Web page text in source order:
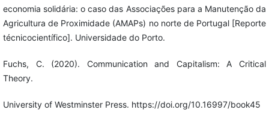
economia solidária: o caso das Associações para a Manutenção da
Agricultura de Proximidade (AMAPs) no norte de Portugal [Reporte
técnicocientífico]. Universidade do Porto.
Fuchs, C. (2020). Communication and Capitalism: A Critical
Theory.
University of Westminster Press. https://doi.org/10.16997/book45